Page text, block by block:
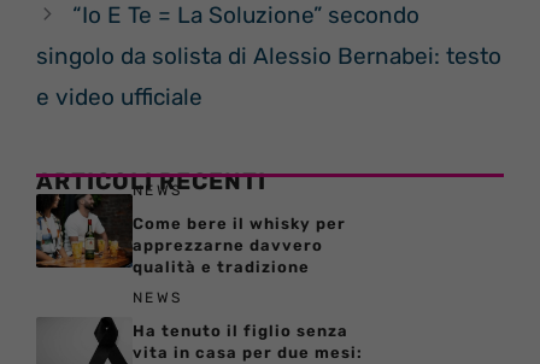
“Io E Te = La Soluzione” secondo
singolo da solista di Alessio Bernabei: testo
e video ufficiale
ARTICOLI RECENTI
NEWS
Come bere il whisky per
apprezzarne davvero
qualità e tradizione
NEWS
Ha tenuto il figlio senza
vita in casa per due mesi: